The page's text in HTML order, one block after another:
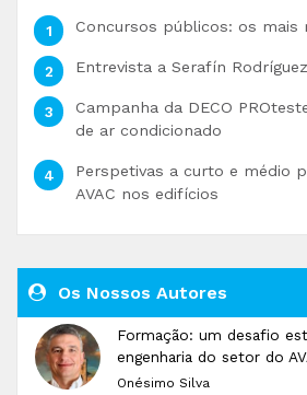
Concursos públicos: os mais
Entrevista a Serafín
Campanha da DECO
de ar condicionado
Perspetivas a curto e médio
AVAC nos edifícios
Os Nossos Autores
Formação: um desafio
engenharia do setor do
Onésimo Silva